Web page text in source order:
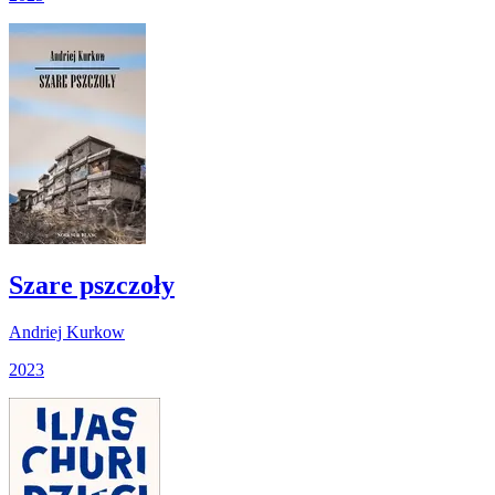
Szare pszczoły
Andriej Kurkow
2023